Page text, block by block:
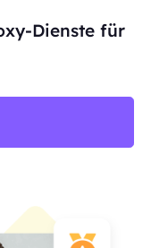
Dienste für